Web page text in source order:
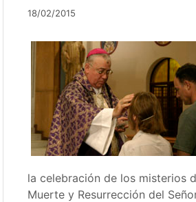
18/02/2015
la celebración de los misterios
Muerte y Resurrección del